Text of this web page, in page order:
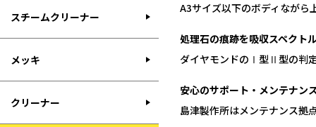
スチームクリーナー
メッキ
クリーナー
A3サイズ以下のボディながら
処理石の痕跡を吸収スペクト
ダイヤモンドのⅠ型Ⅱ型の判
安心のサポート・メンテナン
島津製作所はメンテナンス拠